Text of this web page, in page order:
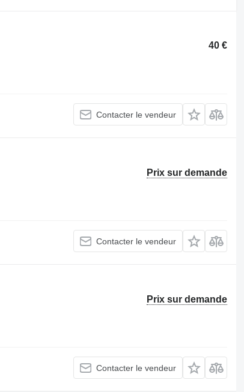
40 €
Contacter le vendeur
Prix sur demande
Contacter le vendeur
Prix sur demande
Contacter le vendeur